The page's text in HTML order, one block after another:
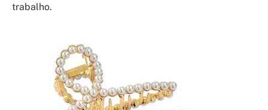
trabalho.